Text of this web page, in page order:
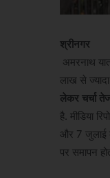
श्रीनगर
अमरनाथ
लाख से
लेकर चर्चा
है. मीडिया
और 7 जुलाई
पर समापन